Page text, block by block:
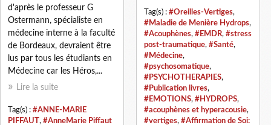
d'après le professeur G
Ostermann, spécialiste en
médecine interne à la faculté
de Bordeaux, devraient être
lus par tous les étudiants en
Médecine car les Héros,...
Lire la suite
Tag(s) : #ANNE-MARIE
PIFFAUT, #AnneMarie Piffaut
Tag(s) : #Oreilles-Vertiges,
#Maladie de Menière Hydrops,
#Acouphènes, #EMDR, #stress
post-traumatique, #Santé,
#Médecine,
#psychosomatique,
#PSYCHOTHERAPIES,
#Publication livres,
#EMOTIONS, #HYDROPS,
#acouphènes et hyperacousie,
#vertiges, #Affirmation de Soi: